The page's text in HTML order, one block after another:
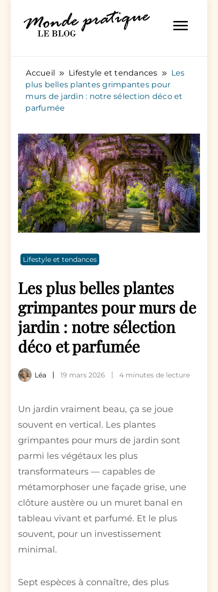
Monde Pratique
Accueil Lifestyle et tendances
Les
plus belles plantes grimpantes pour
murs de jardin : notre sélection déco et
parfumée
Lifestyle et tendances
Les plus belles plantes
grimpantes pour murs de
jardin : notre sélection
déco et parfumée
Léa 19 mars 2026 4 minutes de lecture
Un jardin vraiment beau, ça se joue
souvent en vertical. Les plantes
grimpantes pour murs de jardin sont
parmi les végétaux les plus
transformateurs — capables de
métamorphoser une façade grise, une
clôture austère ou un muret banal en
tableau vivant et parfumé. Et le plus
souvent, pour un investissement
minimal.
Sept espèces à connaître, des plus